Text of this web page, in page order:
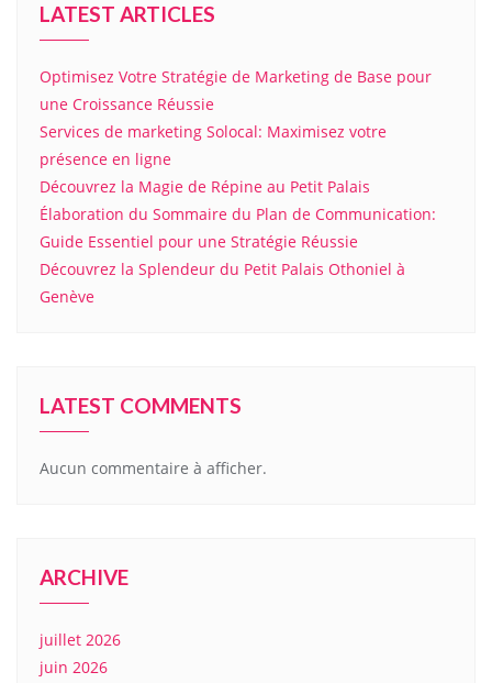
LATEST ARTICLES
Optimisez Votre Stratégie de Marketing de Base pour
une Croissance Réussie
Services de marketing Solocal: Maximisez votre
présence en ligne
Découvrez la Magie de Répine au Petit Palais
Élaboration du Sommaire du Plan de Communication:
Guide Essentiel pour une Stratégie Réussie
Découvrez la Splendeur du Petit Palais Othoniel à
Genève
LATEST COMMENTS
Aucun commentaire à afficher.
ARCHIVE
juillet 2026
juin 2026